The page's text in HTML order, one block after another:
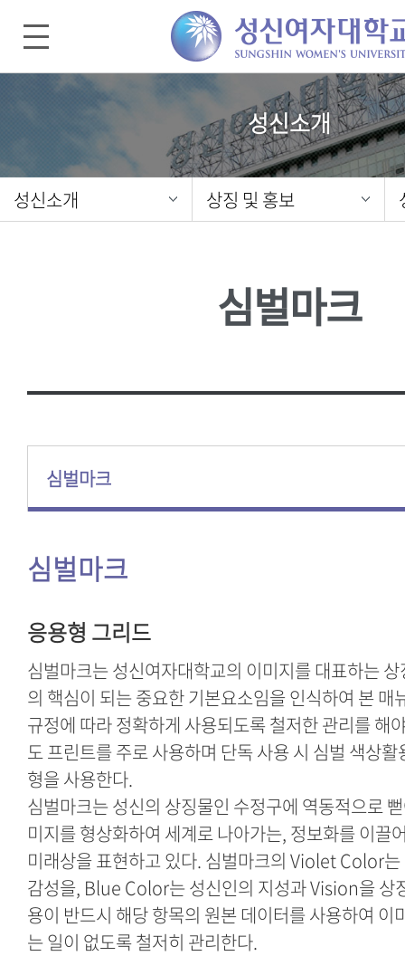
성신소개
성신소개 상징 및 홍보
심벌마크
심벌마크
심벌마크
응용형 그리드
심벌마크는 성신여자대학교의 이미지를 대표하는
의 핵심이 되는 중요한 기본요소임을 인식하여 본 매
규정에 따라 정확하게 사용되도록 철저한 관리를 해
도 프린트를 주로 사용하며 단독 사용 시 심벌 색상
형을 사용한다.
심벌마크는 성신의 상징물인 수정구에 역동적으로
미지를 형상화하여 세계로 나아가는, 정보화를 이끌
미래상을 표현하고 있다. 심벌마크의 Violet Color
감성을, Blue Color는 성신인의 지성과 Vision을 상
용이 반드시 해당 항목의 원본 데이터를 사용하여 이
는 일이 없도록 철저히 관리한다.